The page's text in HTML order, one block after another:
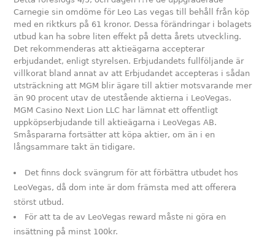
Carnegie sin omdöme för Leo Las vegas till behåll från köp
med en riktkurs på 61 kronor. Dessa förändringar i bolagets
utbud kan ha sobre liten effekt på detta årets utveckling.
Det rekommenderas att aktieägarna accepterar
erbjudandet, enligt styrelsen. Erbjudandets fullföljande är
villkorat bland annat av att Erbjudandet accepteras i sådan
utsträckning att MGM blir ägare till aktier motsvarande mer
än 90 procent utav de utestående aktierna i LeoVegas.
MGM Casino Next Lion LLC har lämnat ett offentligt
uppköpserbjudande till aktieägarna i LeoVegas AB.
Småspararna fortsätter att köpa aktier, om än i en
långsammare takt än tidigare.
Det finns dock svängrum för att förbättra utbudet hos
LeoVegas, då dom inte är dom främsta med att offerera
störst utbud.
För att ta de av LeoVegas reward måste ni göra en
insättning på minst 100kr.